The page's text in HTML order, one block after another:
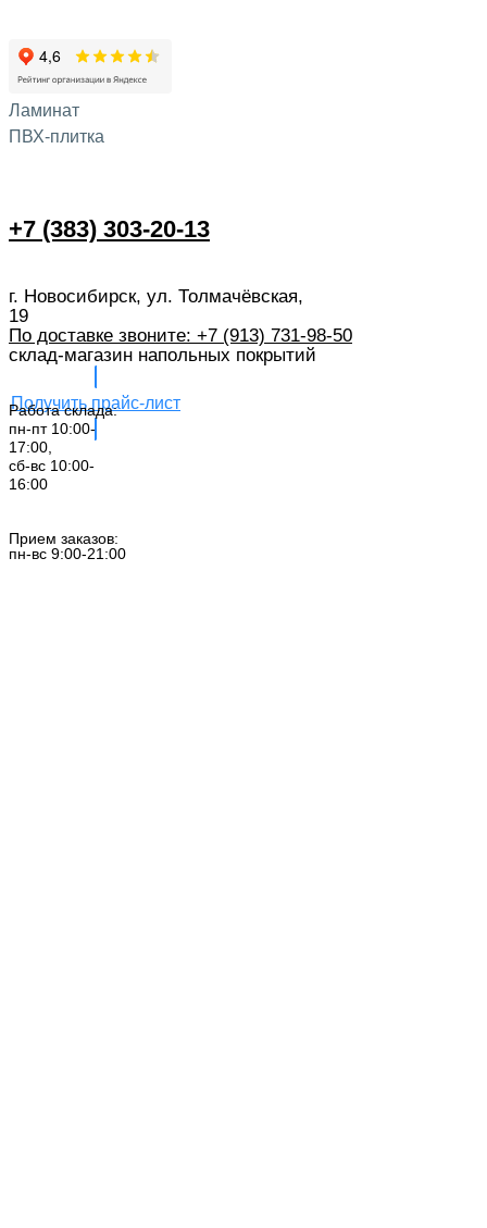
+7 (383) 303-20-13
г. Новосибирск, ул. Толмачёвская,
19
По доставке звоните: +7 (913) 731-98-50‬
склад-магазин напольных покрытий
Получить прайс-лист
Работа склада:
пн-пт 10:00-
17:00,
сб-вс 10:00-
16:00
Прием заказов:
пн-вс 9:00-21:00
Ламинат
ПВХ-плитка